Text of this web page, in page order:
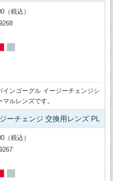
（税込）
ンゴーグル イージーチェンジシ
ルレンズです。
ーチェンジ 交換用レンズ PL
（税込）